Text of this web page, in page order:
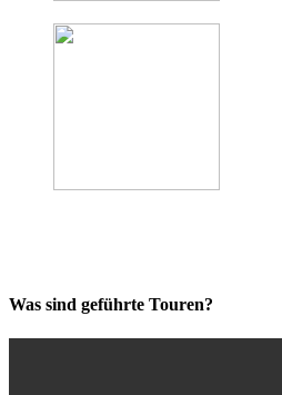
Was sind geführte Touren?